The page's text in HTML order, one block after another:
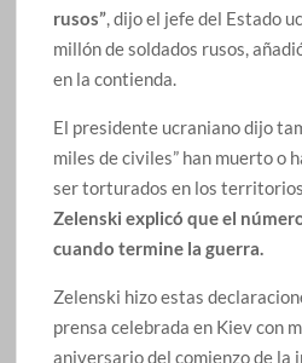
rusos” , dijo el jefe del Estado
millón de soldados rusos,
en la contienda.
El presidente ucraniano dijo
miles de civiles” han muerto o
ser torturados en los territorios
Zelenski explicó que el
cuando termine la guerra.
Zelenski hizo estas
prensa celebrada en Kiev con
aniversario del comienzo de la